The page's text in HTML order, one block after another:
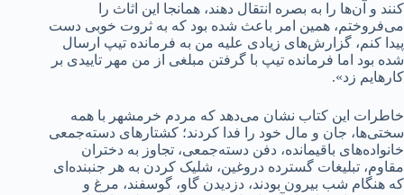
کنند و آن‌ها را به بصره انتقال دهند، همانجا این اثاث را
می‌فروختم، همین امر باعث شده بود که به ثروت خوبی دست
پیدا کنم، گزارش‌های زیادی علیه من به فرمانده تیپ ارسال
شده بود اما فرمانده تیپ با گرفتن مبلغی از من مهر تاییدی بر
کارهایم زد».
خاطرات این کتاب نشان می‌دهد که مردم خرمشهر با همه
سختی‌ها، جان و مال خود را فدا کردند؛ کشتارهای دسته‌جمعی
خانواده‌های باقیمانده، دفن دسته‌جمعی، تجاوز به دختران
مقاوم، تبلیغات گسترده دروغین، شلیک کردن به هر جنبنده‌ای
که هنگام شب بیرون بودند، دزدیدن گاو، گوسفند، مرغ و